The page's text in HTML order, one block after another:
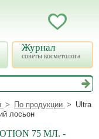
Журнал
советы косметолога
По продукции
Ultra
лосьон
75 МЛ. -